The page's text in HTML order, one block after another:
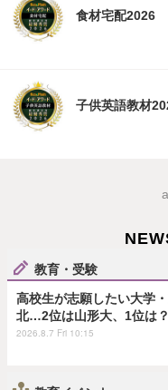
食材宅配2026
子供英語教材
教育・受験
高校生が志願したい大学
北…2位は山形大、1位は？
2026.8.7 Fri 10:15